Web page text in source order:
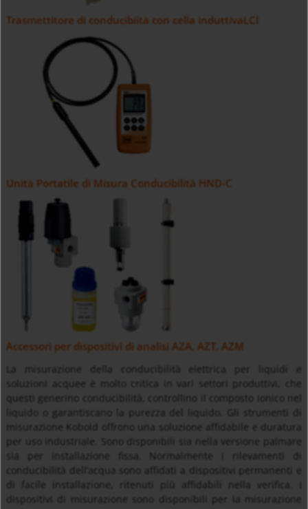
Trasmettitore di conducibiità con cella induttivaLCI
Unità Portatile di Misura Conducibilità HND-C
Accessori per dispositivi di analisi AZA, AZT, AZM
soluzioni acquee è molto critica in vari settori produttivi, che
questi generino conducibilità, controllino il composto ionico nel
liquido o garantiscano la purezza del liquido. Gli strumenti di
misurazione Kobold offrono una soluzione affidabile e duratura
per uso industriale. Sono disponibili sia nella versione palmare
sia per installazione fissa. Normalmente i rilevamenti di
conducibilità dell’acqua sono affidati a dispositivi permanenti e
di facile installazione, ritenuti più affidabili nella verifica. I
dispositivi di misurazione sono disponibili per la misurazione